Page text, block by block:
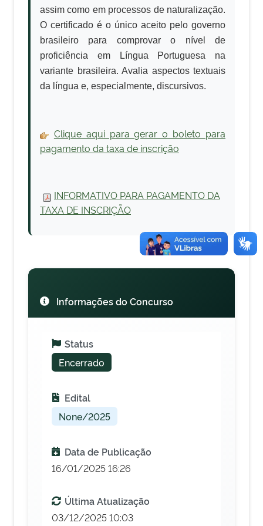
assim como em processos de naturalização.
O certificado é o único aceito pelo governo
brasileiro para comprovar o nível de
proficiência em Língua Portuguesa na
variante brasileira. Avalia aspectos textuais
da língua e, especialmente, discursivos.
Clique aqui para gerar o boleto para
pagamento da taxa de inscrição
INFORMATIVO PARA PAGAMENTO DA
TAXA DE INSCRIÇÃO
Informações do Concurso
Status
Encerrado
Edital
None/2025
Data de Publicação
16/01/2025 16:26
Última Atualização
03/12/2025 10:03